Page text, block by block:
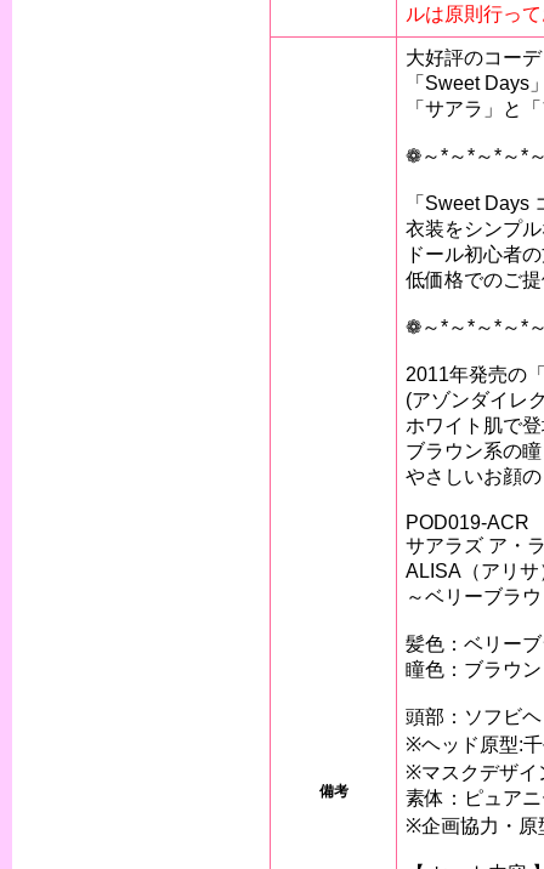
ルは原則行っ
備考
大好評のコー
「Sweet Days
「サアラ」と
❁～*～*～*～*
「Sweet Days
衣装をシンプ
ドール初心者
低価格でのご
❁～*～*～*～*
2011年発売の
(アゾンダイレ
ホワイト肌で
ブラウン系の
やさしいお顔
POD019-ACR
サアラズ ア・
ALISA（アリ
～ベリーブラ
髪色：ベリー
瞳色：ブラウン
頭部：ソフビ
※ヘッド原型:
※マスクデザイ
素体：ピュア
※企画協力・原